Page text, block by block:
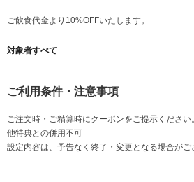
ご飲食代金より10%OFFいたします。
対象者すべて
ご利用条件・注意事項
ご注文時・ご精算時にクーポンをご提示ください。
他特典との併用不可
設定内容は、予告なく終了・変更となる場合がご